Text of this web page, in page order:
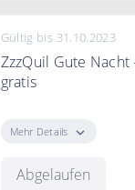
Gültig bis 31.10.2023
ZzzQuil Gute
gratis
ZzzQuil Gute Nacht
gratis dazu
Mehr Details
Abgelaufen